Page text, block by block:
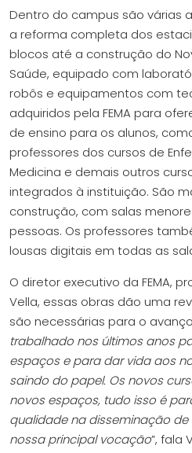
Dentro do campus são várias
a reforma completa dos
blocos até a construção do
Saúde, equipado com
robôs e equipamentos com
adquiridos pela FEMA para
de ensino para os alunos,
professores dos cursos de
Medicina e demais outros
integrados à instituição. São
construção, com salas
pessoas. Os professores
lousas digitais em todas as
O diretor executivo da FEMA,
Vella, essas obras dão uma
são necessárias para o avanço
trabalhado nos últimos anos
espaços e para dar vida aos
saindo do papel. Os novos
novos espaços, tudo isso é
qualidade na disseminação
nossa principal vocação”, fala